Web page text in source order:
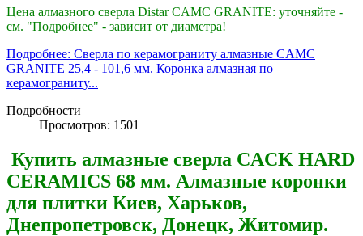
Цена алмазного сверла Distar CAMC GRANITE: уточняйте -
см. "Подробнее" - зависит от диаметра!
Подробнее: Сверла по керамограниту алмазные CAMC
GRANITE 25,4 - 101,6 мм. Коронка алмазная по
керамограниту...
Подробности
Просмотров: 1501
Купить алмазные сверла CACK HARD
CERAMICS 68 мм. Алмазные коронки
для плитки Киев, Харьков,
Днепропетровск, Донецк, Житомир.